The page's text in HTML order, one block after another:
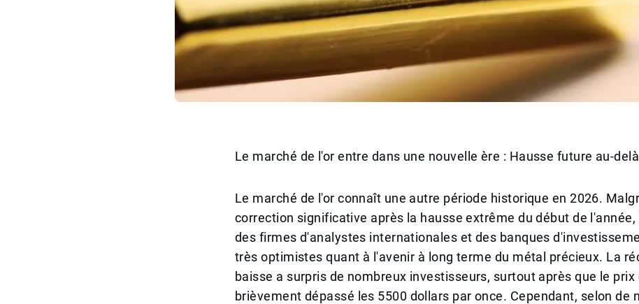
Le marché de l'or entre dans une nouvelle ère : Hausse future au-
Le marché de l'or connaît une autre période historique en 2026.
correction significative après la hausse extrême du début de
des firmes d'analystes internationales et des banques
très optimistes quant à l'avenir à long terme du métal précieux. La
baisse a surpris de nombreux investisseurs, surtout après que le prix
brièvement dépassé les 5500 dollars par once. Cependant, selon de